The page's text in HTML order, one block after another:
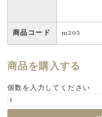
商品コード m205
商品を購入する
個数を入力してください